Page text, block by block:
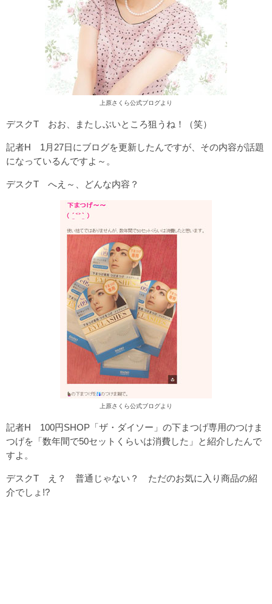
上原さくら公式ブログより
デスクT おお、またしぶいところ狙うね！（笑）
記者H 1月27日にブログを更新したんですが、その内容が話題
になっているんですよ～。
デスクT へえ～、どんな内容？
上原さくら公式ブログより
記者H 100円SHOP「ザ・ダイソー」の下まつげ専用のつけま
つげを「数年間で50セットくらいは消費した」と紹介したんで
すよ。
デスクT え？ 普通じゃない？ ただのお気に入り商品の紹
介でしょ!?